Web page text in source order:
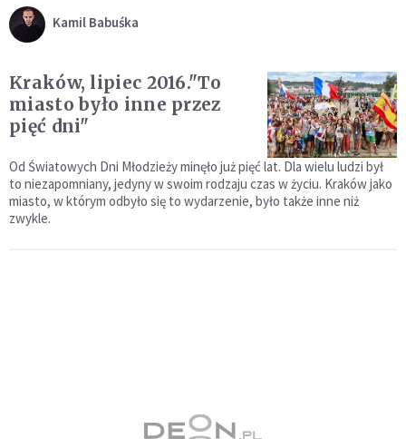
Kamil Babuśka
Kraków, lipiec 2016."To
miasto było inne przez
pięć dni"
Od Światowych Dni Młodzieży minęło już pięć lat. Dla wielu ludzi był
to niezapomniany, jedyny w swoim rodzaju czas w życiu. Kraków jako
miasto, w którym odbyło się to wydarzenie, było także inne niż
zwykle.